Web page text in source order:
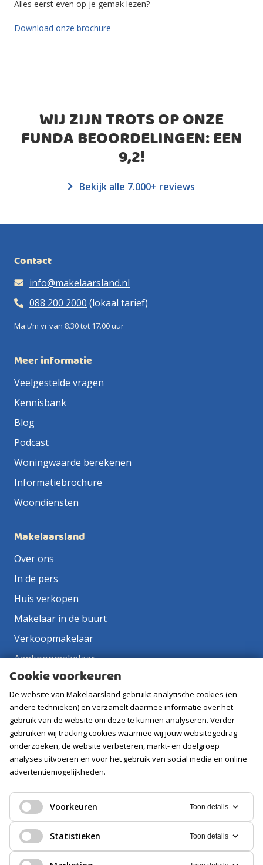
Alles eerst even op je gemak lezen?
Download onze brochure
WIJ ZIJN TROTS OP ONZE
FUNDA BEOORDELINGEN: EEN
9,2!
Bekijk alle 7.000+ reviews
Contact
info@makelaarsland.nl
088 200 2000 (lokaal tarief)
Ma t/m vr van 8.30 tot 17.00 uur
Meer informatie
Veelgestelde vragen
Kennisbank
Blog
Podcast
Woningwaarde berekenen
Informatiebrochure
Woondiensten
Makelaarsland
Over ons
In de pers
Huis verkopen
Makelaar in de buurt
Verkoopmakelaar
Aankoopmakelaar
Contact
Vacatures
Volg ons
Cookie voorkeuren
De website van Makelaarsland gebruikt analytische cookies (en
andere technieken) en verzamelt daarmee informatie over het
gebruik van de website om deze te kunnen analyseren. Verder
gebruiken wij tracking cookies waarmee wij jouw websitegedrag
onderzoeken, de website verbeteren, markt- en doelgroep
analyses uitvoeren en voor het gebruik van social media en online
advertentiemogelijkheden.
Voorkeuren Toon details
Statistieken Toon details